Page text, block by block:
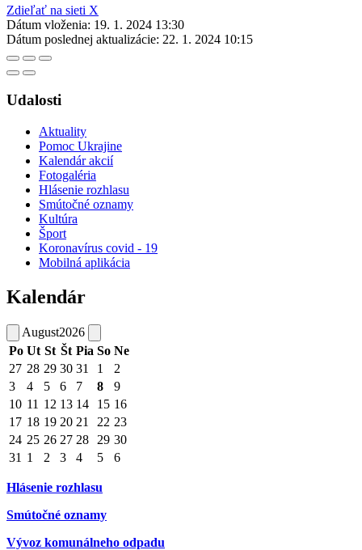
Zdieľať na sieti X
Dátum vloženia: 19. 1. 2024 13:30
Dátum poslednej aktualizácie: 22. 1. 2024 10:15
Udalosti
Aktuality
Pomoc Ukrajine
Kalendár akcií
Fotogaléria
Hlásenie rozhlasu
Smútočné oznamy
Kultúra
Šport
Koronavírus covid - 19
Mobilná aplikácia
Kalendár
August2026
Po Ut St Št Pia So Ne
27 28 29 30 31 1
2
3
4 5 6 7 8
9
10 11 12 13 14 15 16
17 18 19 20 21 22 23
24 25 26 27 28 29 30
31 1 2 3 4 5 6
Hlásenie rozhlasu
Smútočné oznamy
Vývoz komunálneho odpadu